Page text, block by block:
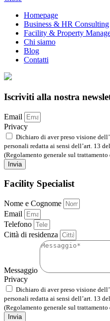
Homepage
Business & HR Consulting
Facility & Property
Chi siamo
Blog
Contatti
Iscriviti alla nostra
Email
Privacy
Dichiaro di aver preso visione
personali redatta ai sensi dell’art. 13
(Regolamento generale sul trattamento
Invia
Facility Specialist
Nome e Cognome
Email
Telefono
Città di residenza
Messaggio
Privacy
Dichiaro di aver preso visione
personali redatta ai sensi dell’art. 13
(Regolamento generale sul trattamento
Invia